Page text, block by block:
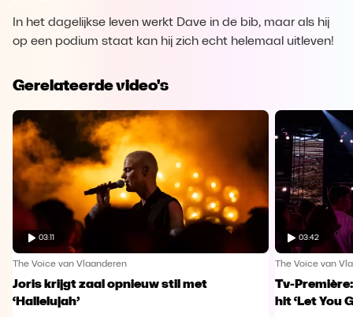
In het dagelijkse leven werkt Dave in de bib, maar als hij
op een podium staat kan hij zich echt helemaal uitleven!
Gerelateerde video's
03:11
The Voice van Vlaanderen
Joris krijgt zaal opnieuw stil met
‘Hallelujah’
03:42
The Voice van
Tv-
hit ‘Let You